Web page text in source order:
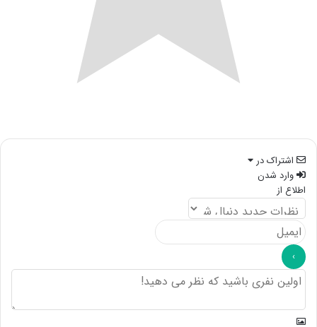
اشتراک در
وارد شدن
اطلاع از